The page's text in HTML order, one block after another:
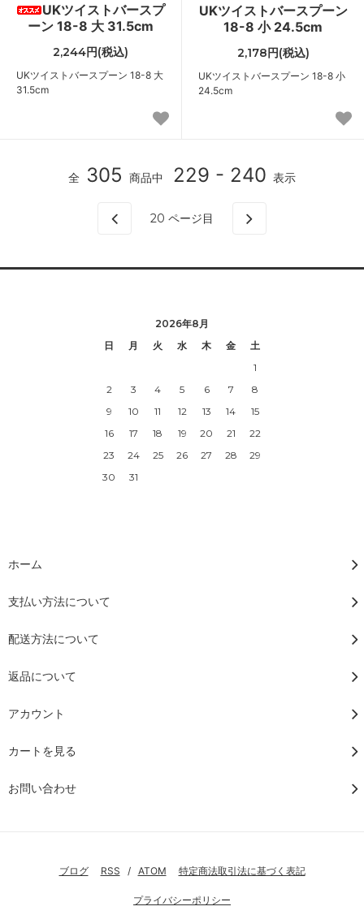
UKツイストバースプ
ーン 18-8 大 31.5cm
2,244円(税込)
UKツイストバースプーン 18-8 大
31.5cm
UKツイストバースプーン
18-8 小 24.5cm
2,178円(税込)
UKツイストバースプーン 18-8 小
24.5cm
全 305 商品中 229 - 240 表示
20 ページ目
2026年8月
日
月 火 水 木 金
土
1
2
3 4 5 6 7
8
9
10 11 12 13 14
15
16
17 18 19 20 21
22
23
24 25 26 27 28
29
30
31
ホーム
支払い方法について
配送方法について
返品について
アカウント
カートを見る
お問い合わせ
ブログ RSS / ATOM 特定商法取引法に基づく表記
プライバシーポリシー